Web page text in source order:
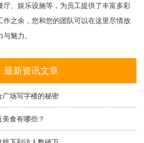
厅、娱乐设施等，为员工提供了丰富多彩
作之余，您和您的团队可以在这里尽情放
魅力。
最新资讯文章
广场写字楼的秘密
食有哪些？